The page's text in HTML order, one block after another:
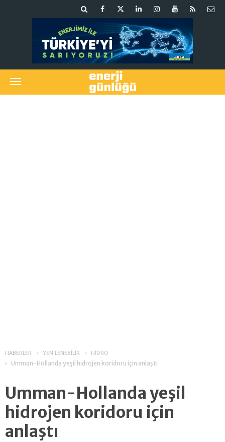
HABERLER YENİLENEBİLİR HİDRO
Umman-Hollanda yeşil hidrojen koridoru için anlaştı
Umman-Hollanda yeşil
hidrojen koridoru için
anlaştı